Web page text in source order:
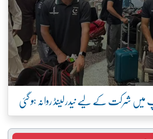
میں شرکت کے لیے نیدرلینڈ روانہ ہو گئی